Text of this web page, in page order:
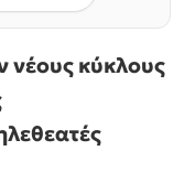
νέους κύκλους